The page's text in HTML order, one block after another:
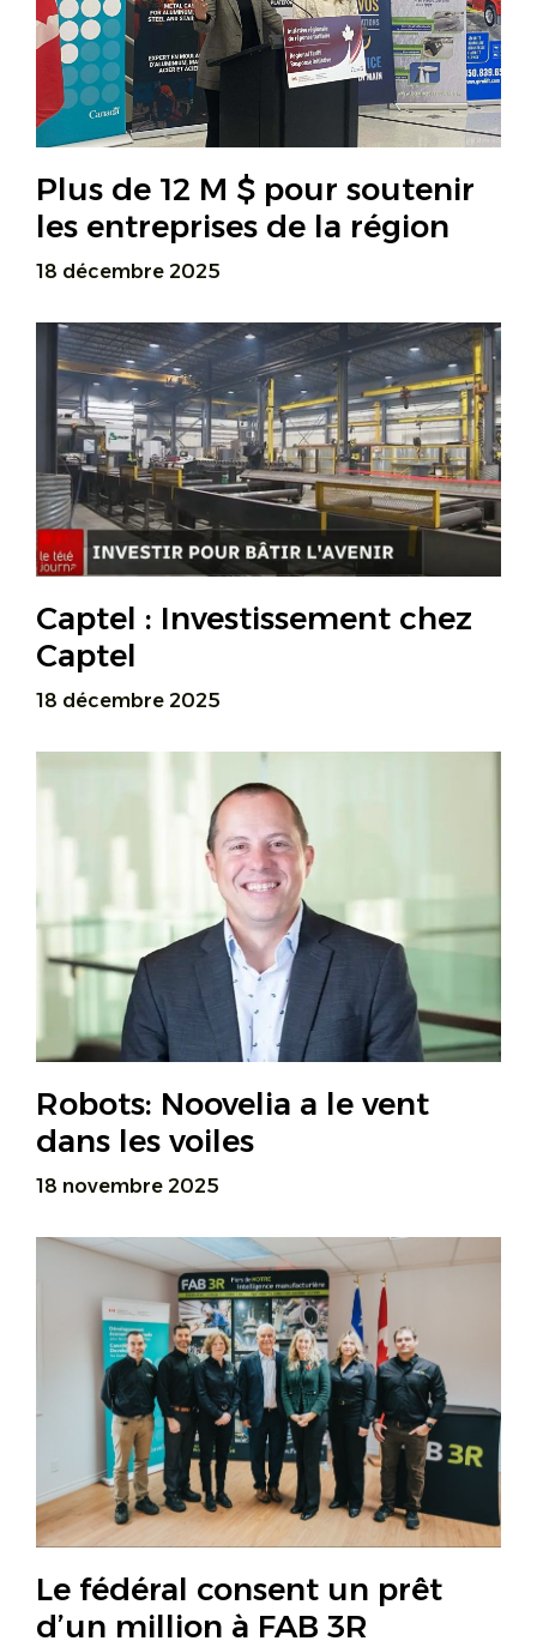
Plus de 12 M $ pour soutenir
les entreprises de la région
18 décembre 2025
Captel : Investissement chez
Captel
18 décembre 2025
Robots: Noovelia a le vent
dans les voiles
18 novembre 2025
Le fédéral consent un prêt
d’un million à FAB 3R